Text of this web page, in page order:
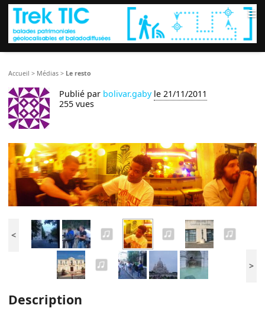
≡
Accueil > Médias > Le resto
Publié par bolivar.gaby le 21/11/2011
255 vues
<
>
Description